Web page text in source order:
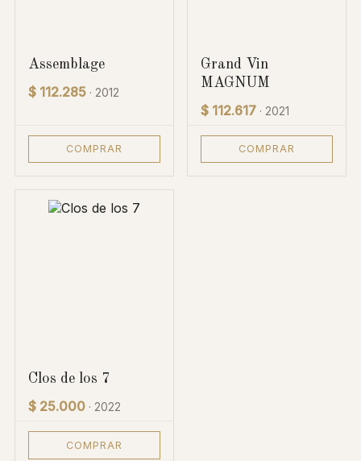
Assemblage
$ 112.285 · 2012
COMPRAR
Grand Vin
MAGNUM
$ 112.617 · 2021
COMPRAR
Clos de los 7
$ 25.000 · 2022
COMPRAR